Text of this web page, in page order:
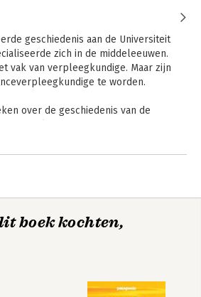
geschiedenis aan de Universiteit
zich in de middeleeuwen.
vak van verpleegkundige. Maar zijn
te worden.
over de geschiedenis van de
Hij schrijft geregeld
boek kochten,